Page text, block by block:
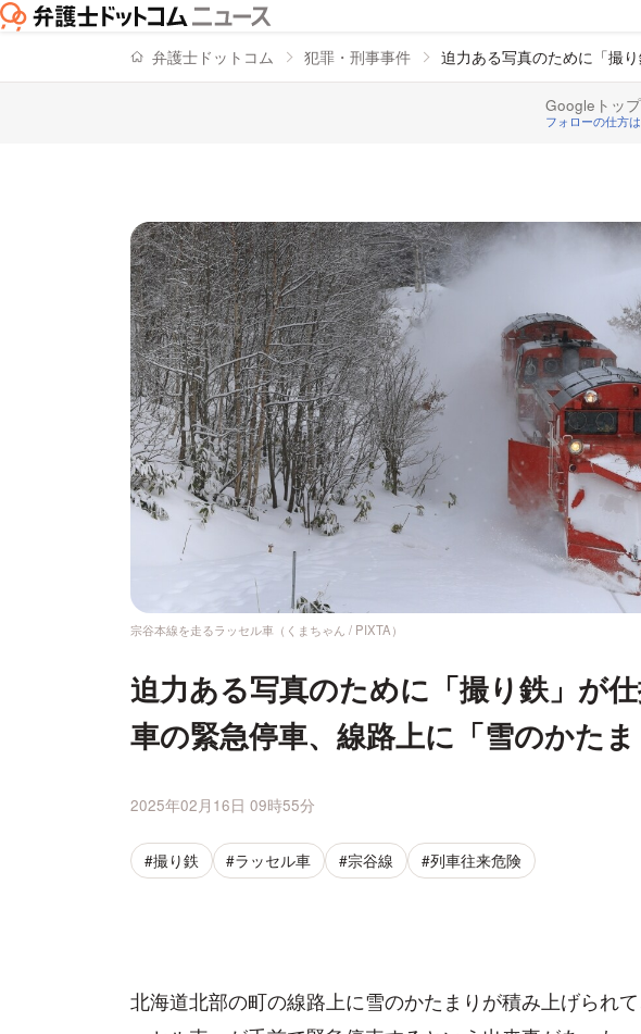
弁護士ドットコム 犯罪・刑事事件 迫力ある写真のために「撮
Googleトッ
フォローの仕方
宗谷本線を走るラッセル車（くまちゃん / PIXTA）
迫力ある写真のために「撮り鉄」が
車の緊急停車、線路上に「雪のかた
2025年02月16日 09時55分
#撮り鉄 #ラッセル車 #宗谷線 #列車往来危険
北海道北部の町の線路上に雪のかたまりが積み上げられ